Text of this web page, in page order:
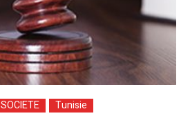
SOCIETE Tunisie